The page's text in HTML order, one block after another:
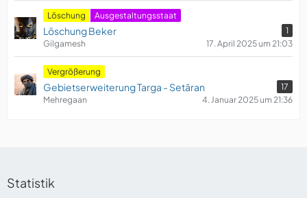
Löschung Ausgestaltungsstaat
Löschung Beker
1
Gilgamesh
17. April 2025 um 21:03
Vergrößerung
Gebietserweiterung Targa - Setāran
17
Mehregaan
4. Januar 2025 um 21:36
Statistik